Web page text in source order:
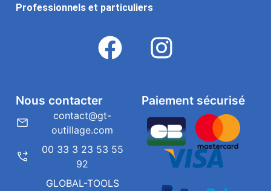
Professionnels et particuliers
Paiement sécurisé
Nous contacter
contact@gt-
outillage.com
00 33 3 23 53 55
92
GLOBAL-TOOLS